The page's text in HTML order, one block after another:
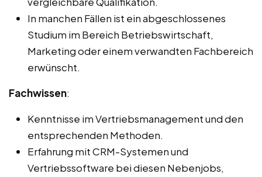
In manchen Fällen ist ein abgeschlossenes
Studium im Bereich Betriebswirtschaft,
Marketing oder einem verwandten Fachbereich
erwünscht.
Fachwissen:
Kenntnisse im Vertriebsmanagement und den
entsprechenden Methoden.
Erfahrung mit CRM-Systemen und
Vertriebssoftware bei diesen Nebenjobs,